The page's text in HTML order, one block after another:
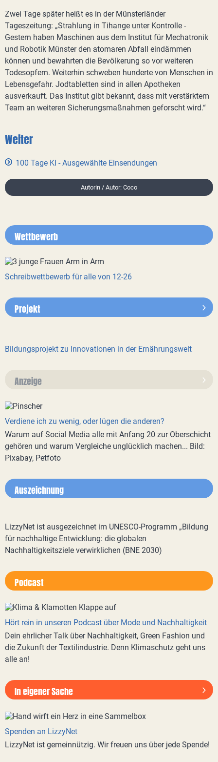
Zwei Tage später heißt es in der Münsterländer
Tageszeitung: „Strahlung in Tihange unter Kontrolle -
Gestern haben Maschinen aus dem Institut für Mechatronik
und Robotik Münster den atomaren Abfall eindämmen
können und bewahrten die Bevölkerung so vor weiteren
Todesopfern. Weiterhin schweben hunderte von Menschen in
Lebensgefahr. Jodtabletten sind in allen Apotheken
ausverkauft. Das Institut gibt bekannt, dass mit verstärktem
Team an weiteren Sicherungsmaßnahmen geforscht wird.“
Weiter
100 Tage KI - Ausgewählte Einsendungen
Autorin / Autor: Coco
Wettbewerb
Schreibwettbewerb für alle von 12-26
Projekt
Bildungsprojekt zu Innovationen in der Ernährungswelt
Anzeige
Verdiene ich zu wenig, oder lügen die anderen?
Warum auf Social Media alle mit Anfang 20 zur Oberschicht
gehören und warum Vergleiche unglücklich machen... Bild:
Pixabay, Petfoto
Auszeichnung
LizzyNet ist ausgezeichnet im UNESCO-Programm „Bildung
für nachhaltige Entwicklung: die globalen
Nachhaltigkeitsziele verwirklichen (BNE 2030)
Podcast
Hört rein in unseren Podcast über Mode und Nachhaltigkeit
Dein ehrlicher Talk über Nachhaltigkeit, Green Fashion und
die Zukunft der Textilindustrie. Denn Klimaschutz geht uns
alle an!
In eigener Sache
Spenden an LizzyNet
LizzyNet ist gemeinnützig. Wir freuen uns über jede Spende!